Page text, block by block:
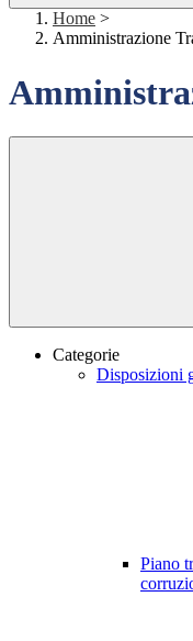
Home >
Amministrazione
Categorie
Disposizioni
Piano